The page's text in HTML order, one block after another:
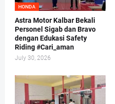
HONDA
Astra Motor Kalbar Bekali
Personel Sigab dan Bravo
dengan Edukasi Safety
Riding #Cari_aman
July 30, 2026